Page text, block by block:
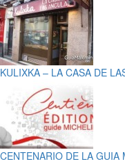
KULIXKA – LA CASA DE
CENTENARIO DE LA GUIA